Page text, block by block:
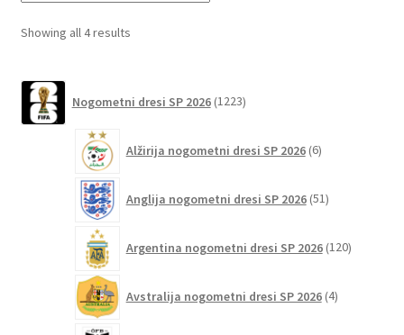
Showing all 4 resultsSorted
Nogometni dresi SP 2026 1223izdelkov
Alžirija nogometni dresi SP 2026 6izdelkov
Anglija nogometni dresi SP 2026 51izdelkov
Argentina nogometni dresi SP 2026 120izdelkov
Avstralija nogometni dresi SP 2026 4izdelki